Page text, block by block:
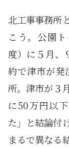
北工事事務所
こう。公園
度）に５月、
約で津市が発
所。津市が３
に50万円以
た」と結論付
まるで異なる